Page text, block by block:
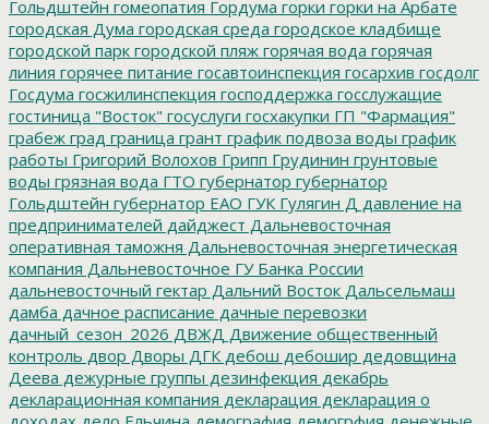
Гольдштейн гомеопатия Гордума горки горки на Арбате
городская Дума городская среда городское кладбище
городской парк городской пляж горячая вода горячая
линия горячее питание госавтоинспекция госархив госдолг
Госдума госжилинспекция господдержка госслужащие
гостиница "Восток" госуслуги госхакупки ГП "Фармация"
грабеж град граница грант график подвоза воды график
работы Григорий Волохов Грипп Грудинин грунтовые
воды грязная вода ГТО губернатор губернатор
Гольдштейн губернатор ЕАО ГУК Гулягин Д давление на
предпринимателей дайджест Дальневосточная
оперативная таможня Дальневосточная энергетическая
компания Дальневосточное ГУ Банка России
дальневосточный гектар Дальний Восток Дальсельмаш
дамба дачное расписание дачные перевозки
дачный_сезон_2026 ДВЖД Движение общественный
контроль двор Дворы ДГК дебош дебошир дедовщина
Деева дежурные группы дезинфекция декабрь
декларационная компания декларация декларация о